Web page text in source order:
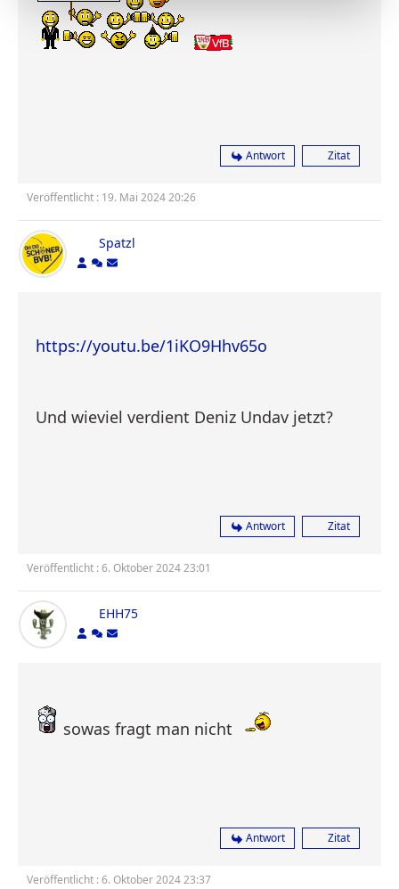
Antwort Zitat
Veröffentlicht : 19. Mai 2024 20:26
Spatzl
https://youtu.be/1iKO9Hhv65o
Und wieviel verdient Deniz Undav jetzt?
Antwort Zitat
Veröffentlicht : 6. Oktober 2024 23:01
EHH75
sowas fragt man nicht
Antwort Zitat
Veröffentlicht : 6. Oktober 2024 23:37